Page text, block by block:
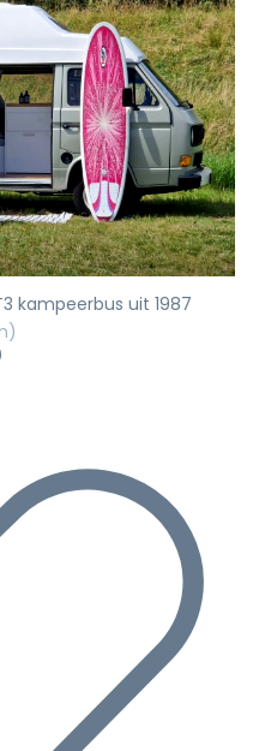
kampeerbus uit 1987